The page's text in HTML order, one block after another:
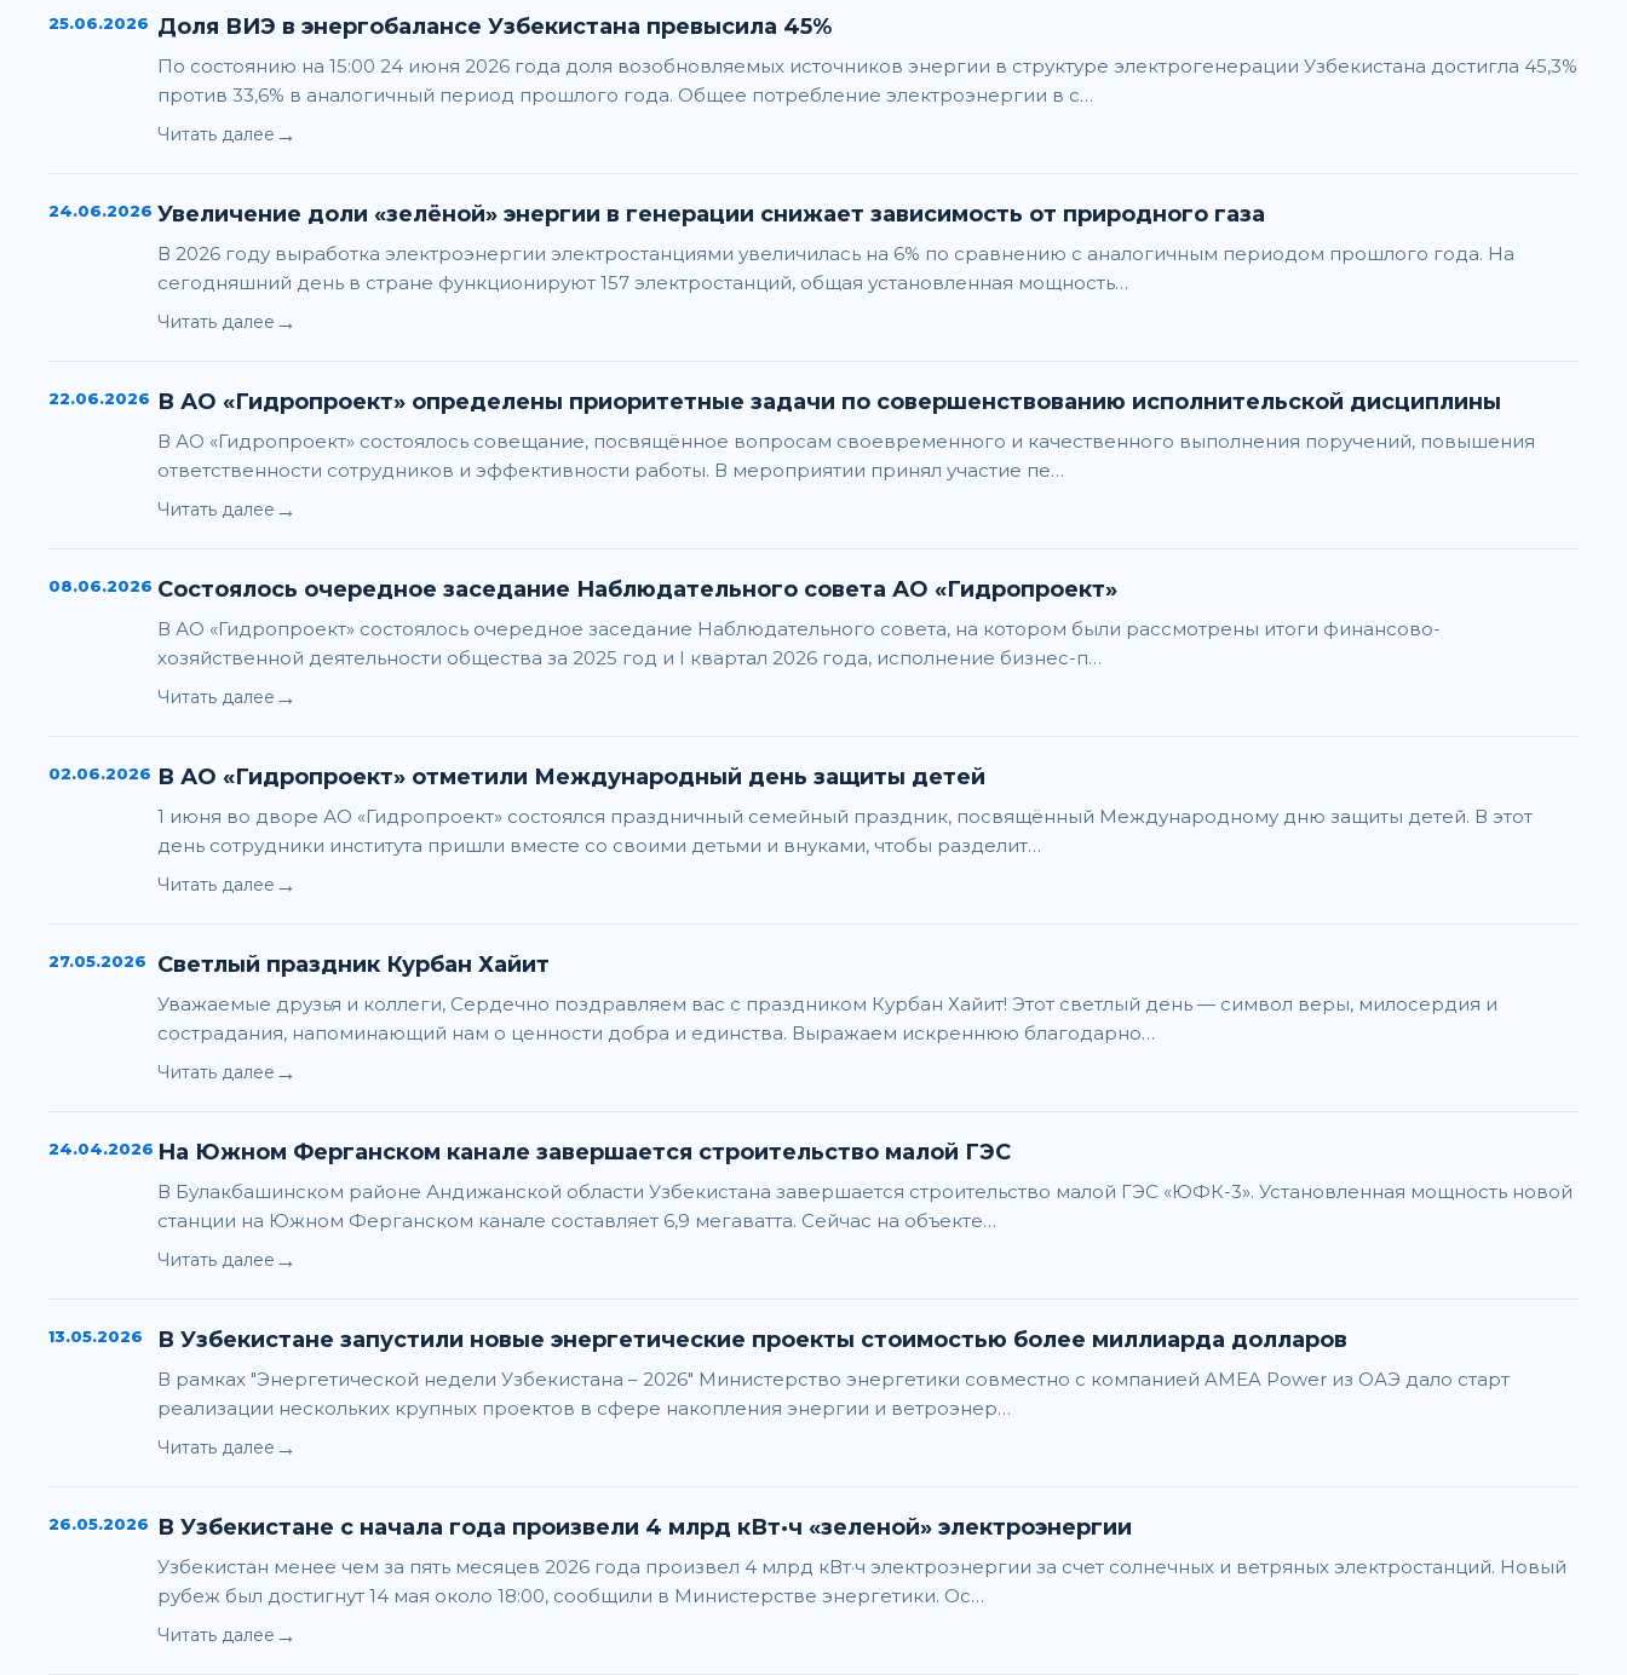
25.06.2026 Доля ВИЭ в энергобалансе Узбекистана превысила 45%
По состоянию на 15:00 24 июня 2026 года доля возобновляемых источников энергии в структуре электрогенерации Узбекистана достигла 45,3%
против 33,6% в аналогичный период прошлого года. Общее потребление электроэнергии в с…
Читать далее →
24.06.2026 Увеличение доли «зелёной» энергии в генерации снижает зависимость от природного газа
В 2026 году выработка электроэнергии электростанциями увеличилась на 6% по сравнению с аналогичным периодом прошлого года. На
сегодняшний день в стране функционируют 157 электростанций, общая установленная мощность…
Читать далее →
22.06.2026 В АО «Гидропроект» определены приоритетные задачи по совершенствованию исполнительской дисциплины
В АО «Гидропроект» состоялось совещание, посвящённое вопросам своевременного и качественного выполнения поручений, повышения
ответственности сотрудников и эффективности работы. В мероприятии принял участие пе…
Читать далее →
08.06.2026 Состоялось очередное заседание Наблюдательного совета АО «Гидропроект»
В АО «Гидропроект» состоялось очередное заседание Наблюдательного совета, на котором были рассмотрены итоги финансово-
хозяйственной деятельности общества за 2025 год и I квартал 2026 года, исполнение бизнес-п…
Читать далее →
02.06.2026 В АО «Гидропроект» отметили Международный день защиты детей
1 июня во дворе АО «Гидропроект» состоялся праздничный семейный праздник, посвящённый Международному дню защиты детей. В этот
день сотрудники института пришли вместе со своими детьми и внуками, чтобы разделит…
Читать далее →
27.05.2026 Светлый праздник Курбан Хайит
Уважаемые друзья и коллеги, Сердечно поздравляем вас с праздником Курбан Хайит! Этот светлый день — символ веры, милосердия и
сострадания, напоминающий нам о ценности добра и единства. Выражаем искреннюю благодарно…
Читать далее →
24.04.2026 На Южном Ферганском канале завершается строительство малой ГЭС
В Булакбашинском районе Андижанской области Узбекистана завершается строительство малой ГЭС «ЮФК-3». Установленная мощность новой
станции на Южном Ферганском канале составляет 6,9 мегаватта. Сейчас на объекте…
Читать далее →
13.05.2026 В Узбекистане запустили новые энергетические проекты стоимостью более миллиарда долларов
В рамках "Энергетической недели Узбекистана – 2026" Министерство энергетики совместно с компанией AMEA Power из ОАЭ дало старт
реализации нескольких крупных проектов в сфере накопления энергии и ветроэнер…
Читать далее →
26.05.2026 В Узбекистане с начала года произвели 4 млрд кВт·ч «зеленой» электроэнергии
Узбекистан менее чем за пять месяцев 2026 года произвел 4 млрд кВт·ч электроэнергии за счет солнечных и ветряных электростанций. Новый
рубеж был достигнут 14 мая около 18:00, сообщили в Министерстве энергетики. Ос…
Читать далее →